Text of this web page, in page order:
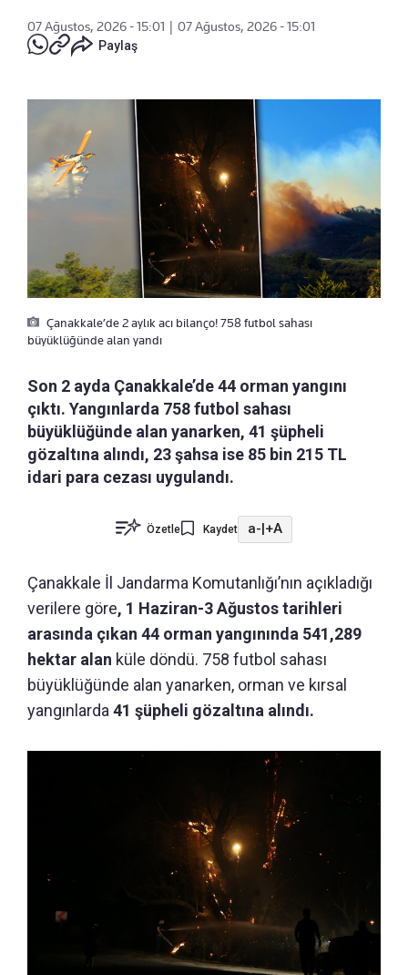
07 Ağustos, 2026 - 15:01
07 Ağustos, 2026 - 15:01
Paylaş
Çanakkale’de 2 aylık acı bilanço! 758 futbol sahası
büyüklüğünde alan yandı
Son 2 ayda Çanakkale’de 44 orman yangını
çıktı. Yangınlarda 758 futbol sahası
büyüklüğünde alan yanarken, 41 şüpheli
gözaltına alındı, 23 şahsa ise 85 bin 215 TL
idari para cezası uygulandı.
Özetle Kaydet a- +A
Çanakkale İl Jandarma Komutanlığı’nın açıkladığı
verilere göre, 1 Haziran-3 Ağustos tarihleri
arasında çıkan 44 orman yangınında 541,289
hektar alan küle döndü. 758 futbol sahası
büyüklüğünde alan yanarken, orman ve kırsal
yangınlarda 41 şüpheli gözaltına alındı.